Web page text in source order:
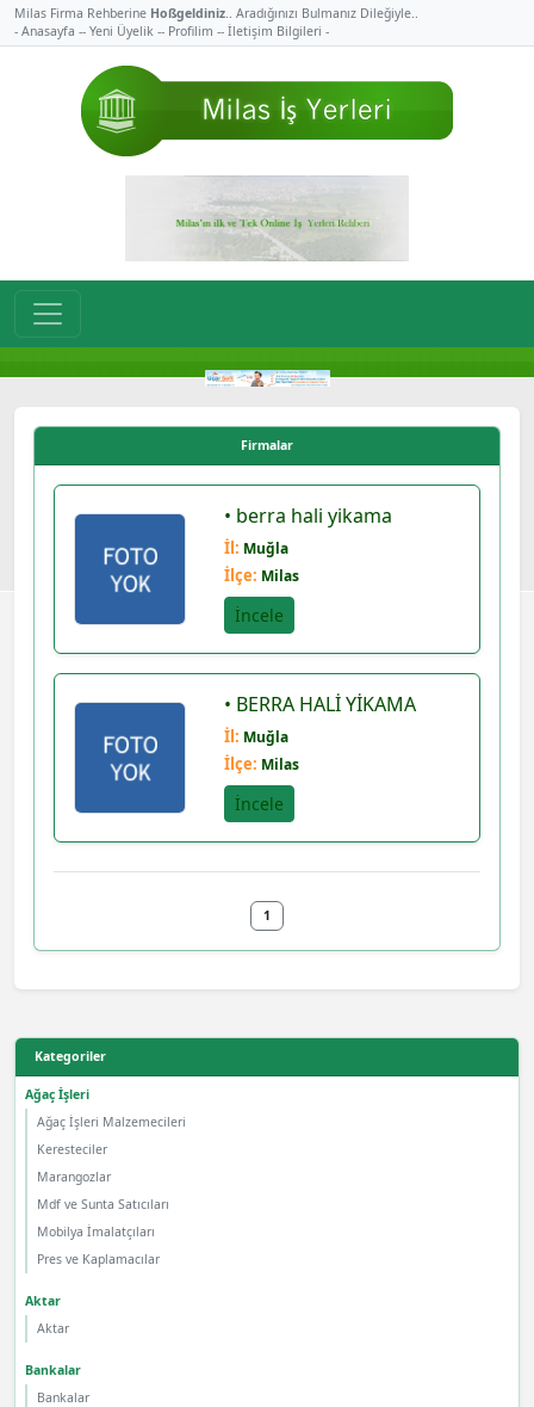
Milas Firma Rehberine Hoßgeldiniz.. Aradığınızı Bulmanız Dileğiyle..
- Anasayfa -- Yeni Üyelik -- Profilim -- İletişim Bilgileri -
Kategoriler
Ağaç İşleri
Ağaç İşleri Malzemecileri
Keresteciler
Marangozlar
Mdf ve Sunta Satıcıları
Mobilya İmalatçıları
Pres ve Kaplamacılar
Aktar
Aktar
Bankalar
Bankalar
Firmalar
• berra hali yikama
İl: Muğla
İlçe: Milas
İncele
• BERRA HALİ YİKAMA
İl: Muğla
İlçe: Milas
İncele
1